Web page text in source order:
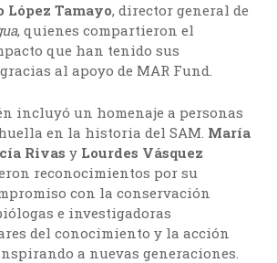
López Tamayo, director general de
, quienes compartieron el
que han tenido sus
al apoyo de MAR Fund.
incluyó un homenaje a personas
en la historia del SAM. María
Rivas y Lourdes Vásquez
reconocimientos por su
con la conservación
e investigadoras
del conocimiento y la acción
a nuevas generaciones.